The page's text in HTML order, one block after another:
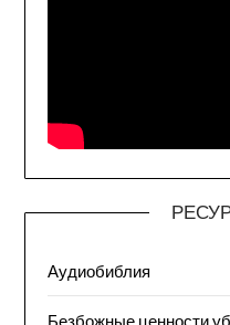
Аудиобиблия
Безбожные ценности